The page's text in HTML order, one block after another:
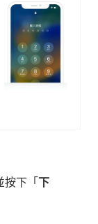
按下「下